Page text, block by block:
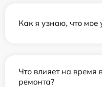
Как я узнаю, что мое
Что влияет на время
ремонта?